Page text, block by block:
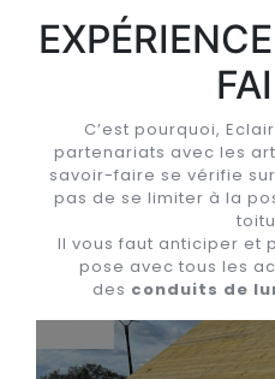
C’est pourquoi,
partenariats avec les
savoir-faire se vérifie
pas de se limiter à la
Il vous faut anticiper et
pose avec tous les
des conduits de